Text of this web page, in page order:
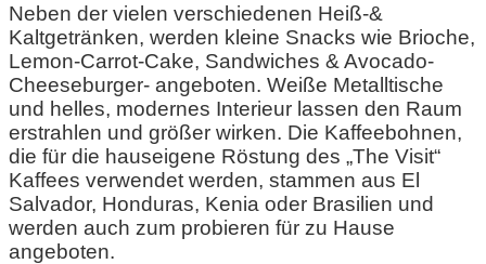
Neben der vielen verschiedenen Heiß-&
Kaltgetränken, werden kleine Snacks wie Brioche,
Lemon-Carrot-Cake, Sandwiches & Avocado-
Cheeseburger- angeboten. Weiße Metalltische
und helles, modernes Interieur lassen den Raum
erstrahlen und größer wirken. Die Kaffeebohnen,
die für die hauseigene Röstung des „The Visit“
Kaffees verwendet werden, stammen aus El
Salvador, Honduras, Kenia oder Brasilien und
werden auch zum probieren für zu Hause
angeboten.